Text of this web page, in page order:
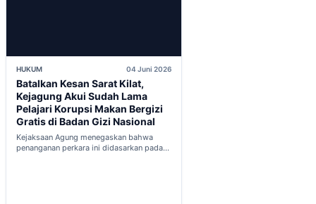
HUKUM 04 Juni 2026
Batalkan Kesan Sarat Kilat,
Kejagung Akui Sudah Lama
Pelajari Korupsi Makan Bergizi
Gratis di Badan Gizi Nasional
Kejaksaan Agung menegaskan bahwa
penanganan perkara ini didasarkan pada